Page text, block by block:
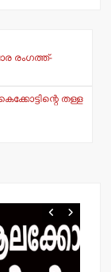
രംഗത്ത്-
തള്ള